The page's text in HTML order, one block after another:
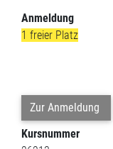
Anmeldung
1 freier Platz
Zur Anmeldung
Kursnummer